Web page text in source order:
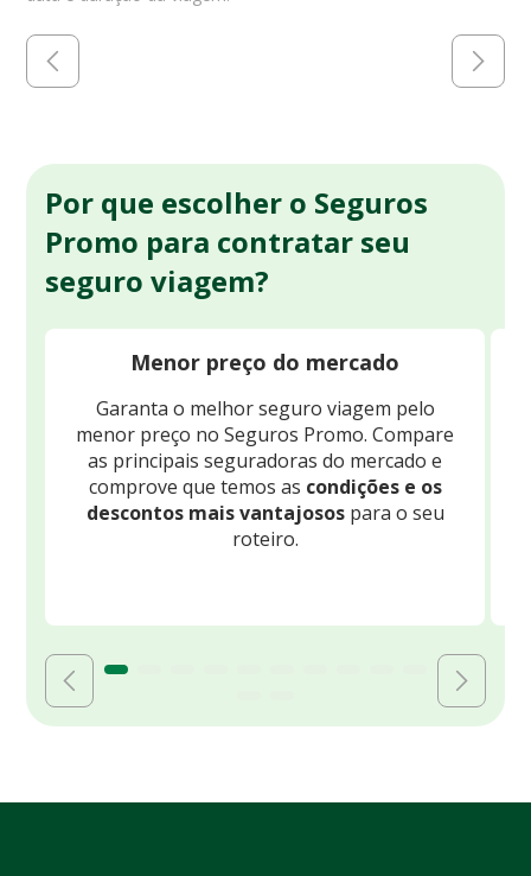
Por que escolher o Seguros
Promo para contratar seu
seguro viagem?
Menor preço do mercado
Garanta o melhor seguro viagem pelo
menor preço no Seguros Promo. Compare
as principais seguradoras do mercado e
comprove que temos as condições e os
descontos mais vantajosospara o seu
roteiro.